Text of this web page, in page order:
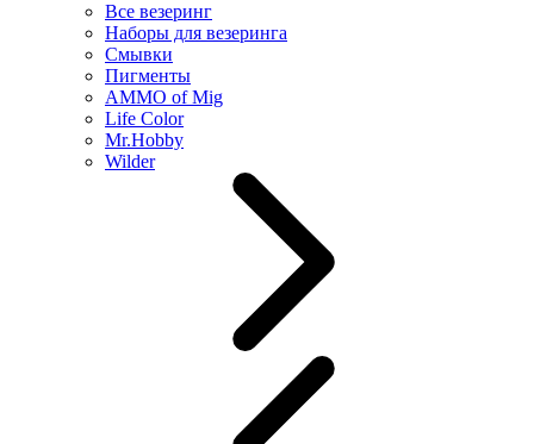
Все везеринг
Наборы для везеринга
Смывки
Пигменты
AMMO of Mig
Life Color
Mr.Hobby
Wilder